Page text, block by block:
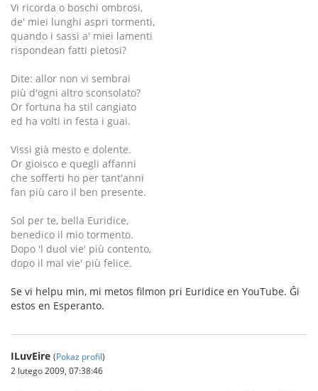
Vi ricorda o boschi ombrosi,
de' miei lunghi aspri tormenti,
quando i sassi a' miei lamenti
rispondean fatti pietosi?
Dite: allor non vi sembrai
più d'ogni altro sconsolato?
Or fortuna ha stil cangiato
ed ha volti in festa i guai.
Vissi già mesto e dolente.
Or gioisco e quegli affanni
che sofferti ho per tant'anni
fan più caro il ben presente.
Sol per te, bella Euridice,
benedico il mio tormento.
Dopo 'l duol vie' più contento,
dopo il mal vie' più felice.
Se vi helpu min, mi metos filmon pri Euridice en YouTube. Ĝi
estos en Esperanto.
ILuvEire (Pokaż profil)
2 lutego 2009, 07:38:46